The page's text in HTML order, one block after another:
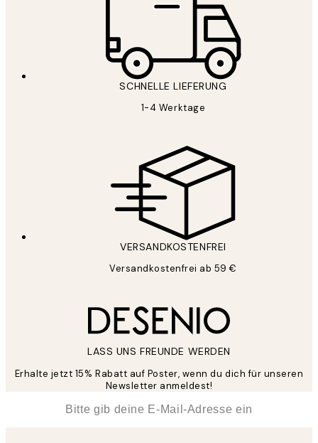
SCHNELLE LIEFERUNG
1-4 Werktage
VERSANDKOSTENFREI
Versandkostenfrei ab 59 €
LASS UNS FREUNDE WERDEN
Erhalte jetzt 15% Rabatt auf Poster, wenn du dich für unseren
Newsletter anmeldest!